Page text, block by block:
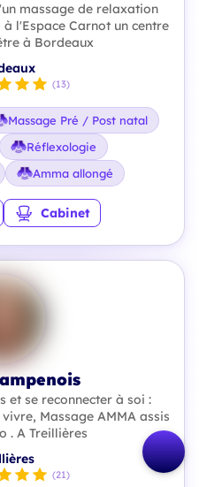
massage de relaxation
l'Espace Carnot un centre
à Bordeaux
(13)
Massage Pré / Post natal
Réflexologie
Amma allongé
Cabinet
et se reconnecter à soi :
Massage AMMA assis
. A Treillières
(21)